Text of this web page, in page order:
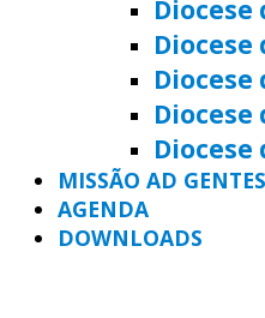
Diocese
Diocese
Diocese
MISSÃO AD GENTES
AGENDA
DOWNLOADS